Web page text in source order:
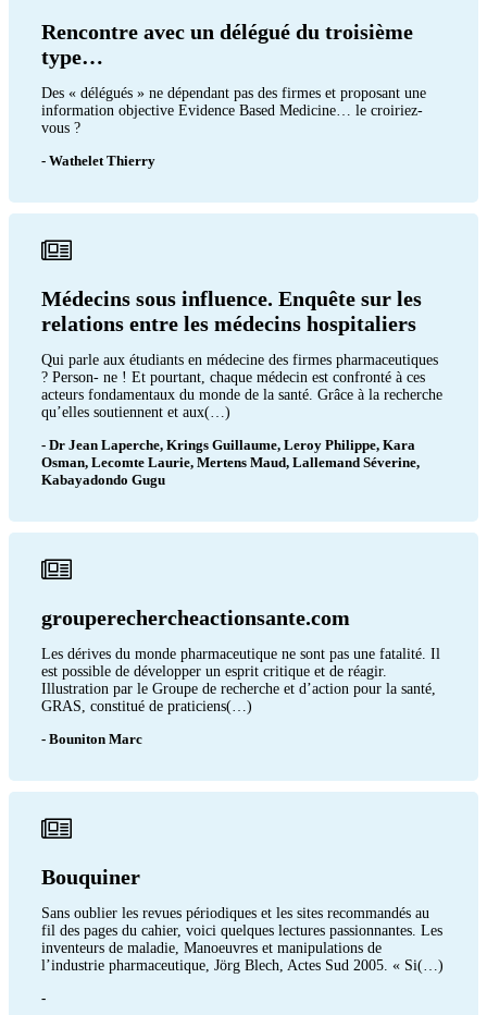
Rencontre avec un délégué du troisième
type…
Des « délégués » ne dépendant pas des firmes et proposant une
information objective Evidence Based Medicine… le croiriez-
vous ?
- Wathelet Thierry
Médecins sous influence. Enquête sur les
relations entre les médecins hospitaliers
Qui parle aux étudiants en médecine des firmes pharmaceutiques
? Person- ne ! Et pourtant, chaque médecin est confronté à ces
acteurs fondamentaux du monde de la santé. Grâce à la recherche
qu’elles soutiennent et aux(…)
- Dr Jean Laperche, Krings Guillaume, Leroy Philippe, Kara
Osman, Lecomte Laurie, Mertens Maud, Lallemand Séverine,
Kabayadondo Gugu
grouperechercheactionsante.com
Les dérives du monde pharmaceutique ne sont pas une fatalité. Il
est possible de développer un esprit critique et de réagir.
Illustration par le Groupe de recherche et d’action pour la santé,
GRAS, constitué de praticiens(…)
- Bouniton Marc
Bouquiner
Sans oublier les revues périodiques et les sites recommandés au
fil des pages du cahier, voici quelques lectures passionnantes. Les
inventeurs de maladie, Manoeuvres et manipulations de
l’industrie pharmaceutique, Jörg Blech, Actes Sud 2005. « Si(…)
-